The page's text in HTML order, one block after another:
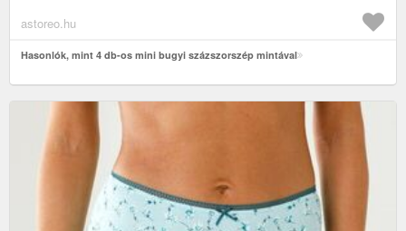
astoreo.hu
Hasonlók, mint 4 db-os mini bugyi százszorszép mintával